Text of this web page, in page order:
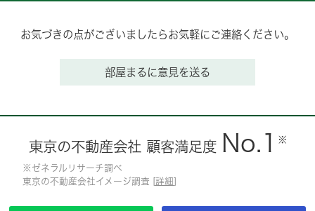
お気づきの点がございましたらお気軽にご連絡ください。
部屋まるに意見を送る
東京の不動産会社 顧客満足度 No.1 ※
※ゼネラルリサーチ調べ
東京の不動産会社イメージ調査 [詳細]